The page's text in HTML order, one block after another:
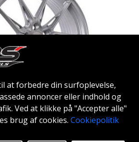
at forbedre din surfoplevelse,
annoncer eller indhold og
Ved at klikke på "Accepter alle"
brug af cookies. Cookiepolitik